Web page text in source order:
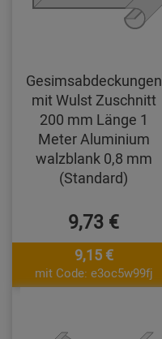
Gesimsabdeckungen
mit Wulst Zuschnitt
200 mm Länge 1
Meter Aluminium
walzblank 0,8 mm
(Standard)
9,73 €
9,15 €
mit Code: e3oc5w99fj